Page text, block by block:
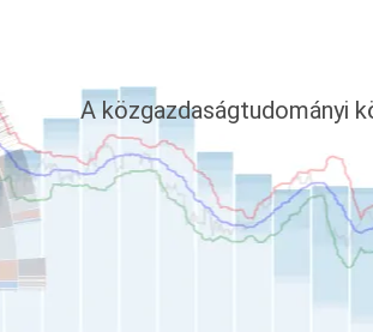
A közgazdaságtudományi